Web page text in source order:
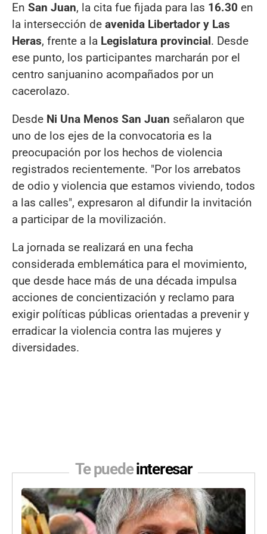
En San Juan, la cita fue fijada para las 16.30 en
la intersección de avenida Libertador y Las
Heras, frente a la Legislatura provincial. Desde
ese punto, los participantes marcharán por el
centro sanjuanino acompañados por un
cacerolazo.
Desde Ni Una Menos San Juan señalaron que
uno de los ejes de la convocatoria es la
preocupación por los hechos de violencia
registrados recientemente. "Por los arrebatos
de odio y violencia que estamos viviendo, todos
a las calles", expresaron al difundir la invitación
a participar de la movilización.
La jornada se realizará en una fecha
considerada emblemática para el movimiento,
que desde hace más de una década impulsa
acciones de concientización y reclamo para
exigir políticas públicas orientadas a prevenir y
erradicar la violencia contra las mujeres y
diversidades.
Te puedeinteresar